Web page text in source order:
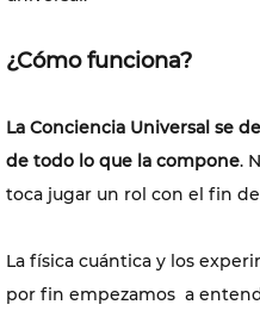
¿Cómo funciona?
La Conciencia Universal se
de todo lo que la compone.
toca jugar un rol con el fin
La física cuántica y los
por fin empezamos  a